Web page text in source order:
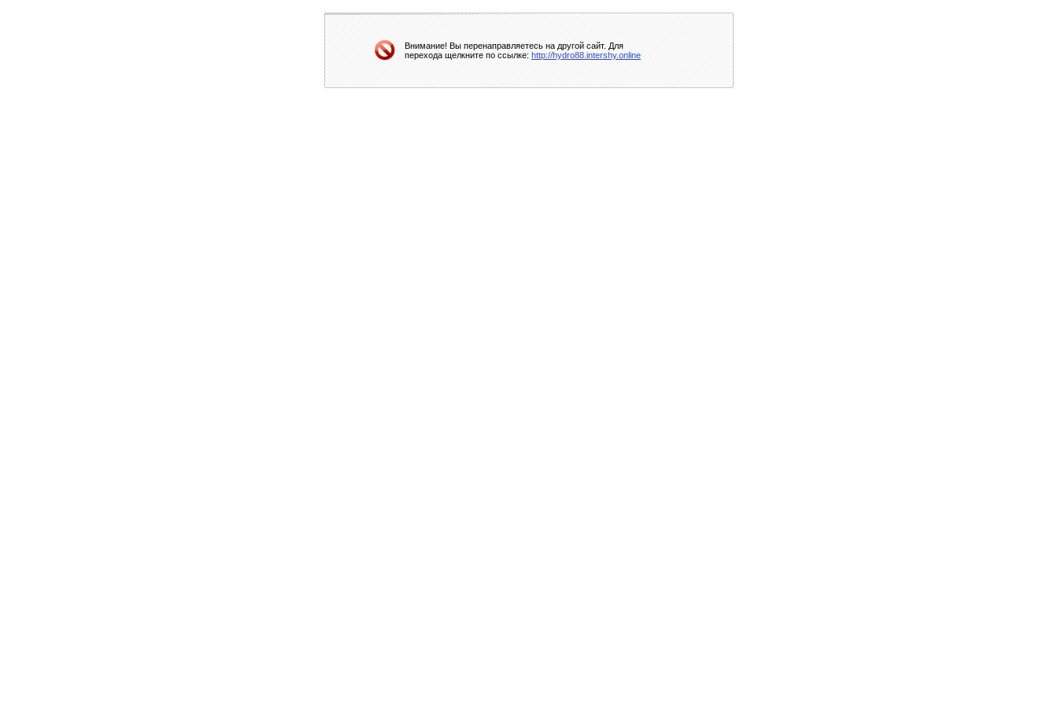
Внимание! Вы перенаправляетесь на другой сайт. Для
перехода щелкните по ссылке: http://hydro88.intershy.online